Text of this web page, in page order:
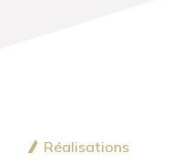
ou de l’inox,